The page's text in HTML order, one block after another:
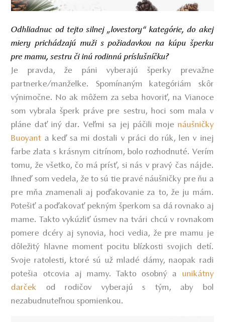
Odhliadnuc od tejto silnej „lovestory“ kategórie, do akej
miery prichádzajú muži s požiadavkou na kúpu šperku
pre mamu, sestru či inú rodinnú príslušníčku?
Je pravda, že páni vyberajú šperky prevažne
partnerke/manželke. Spomínaným kategóriám skôr
výnimočne. No ak môžem za seba hovoriť, na Vianoce
som vybrala šperk práve pre sestru, hoci som mala v
pláne dať iný dar. Veľmi sa jej páčili moje náušničky
Buoyant a keď sa mi dostali v práci do rúk, len v inej
farbe zlata s krásnym citrínom, bolo rozhodnuté. Verím
tomu, že všetko, čo má prísť, si nás v pravý čas nájde.
Ihneď som vedela, že to sú tie pravé náušničky pre ňu a
pre mňa znamenali aj poďakovanie za to, že ju mám.
Potešiť a poďakovať pekným šperkom sa dá rovnako aj
mame. Takto vykúzliť úsmev na tvári chcú v rovnakom
pomere dcéry aj synovia, hoci vedia, že pre mamu je
dôležitý hlavne moment pocitu blízkosti svojich detí.
Svoje ratolesti, ktoré sú už mladé dámy, naopak radi
potešia otcovia aj mamy. Takto osobný a unikátny
darček od rodičov vyberajú s tým, aby bol
nezabudnuteľnou spomienkou.